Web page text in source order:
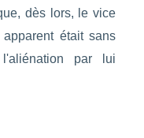
dès lors, le vice
était sans
par lui